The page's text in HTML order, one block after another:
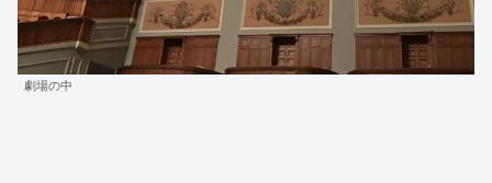
劇場の中